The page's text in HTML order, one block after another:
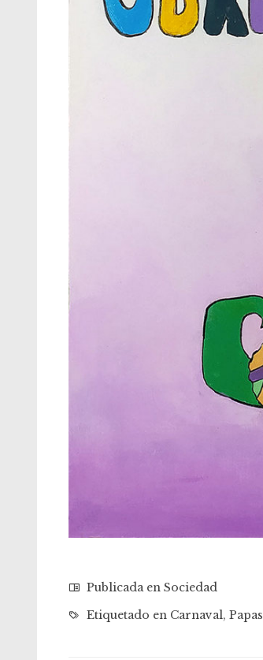
Publicada en Sociedad
Etiquetado en Carnaval,